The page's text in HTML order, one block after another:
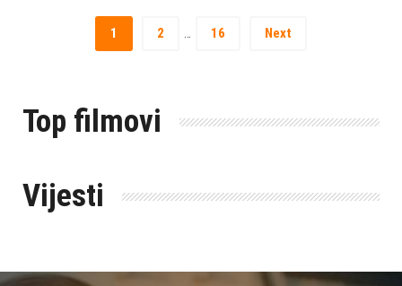
1 2 16 Next
Top filmovi
Vijesti